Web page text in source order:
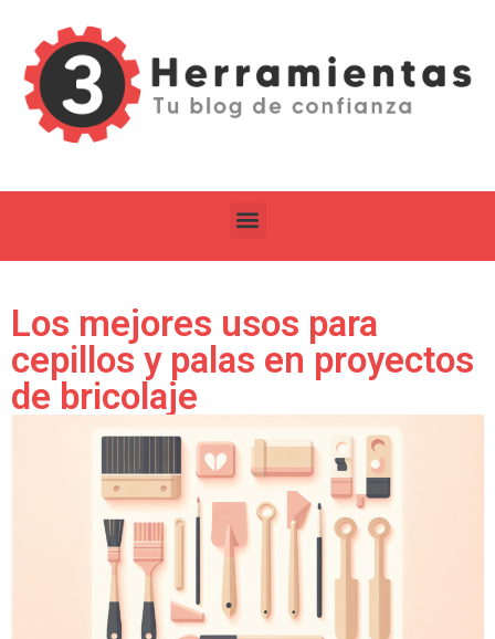
Los mejores usos para
cepillos y palas en proyectos
de bricolaje